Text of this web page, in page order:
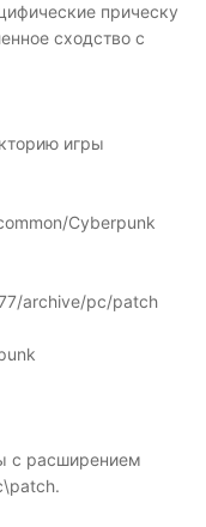
прическу
сходство с
игры
Cyberpunk
archive/pc/patch
с расширением